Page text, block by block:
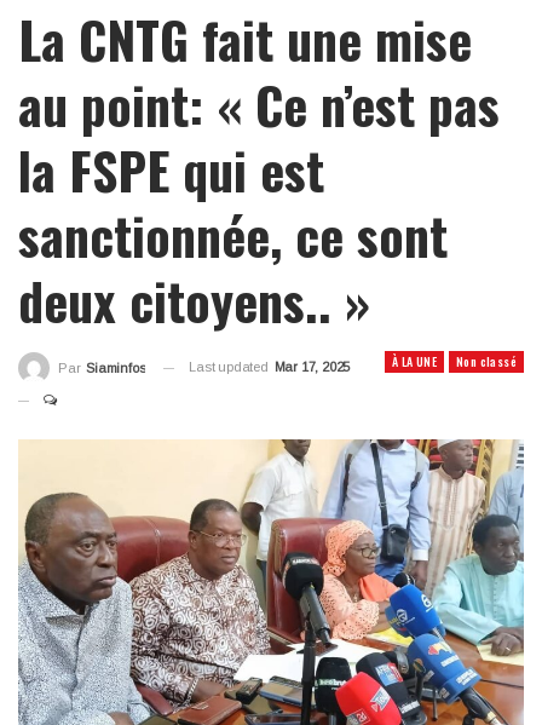
La CNTG fait une mise
au point: « Ce n’est pas
la FSPE qui est
sanctionnée, ce sont
deux citoyens.. »
À LA UNE Non classé
Par Siaminfos Last updated Mar 17, 2025